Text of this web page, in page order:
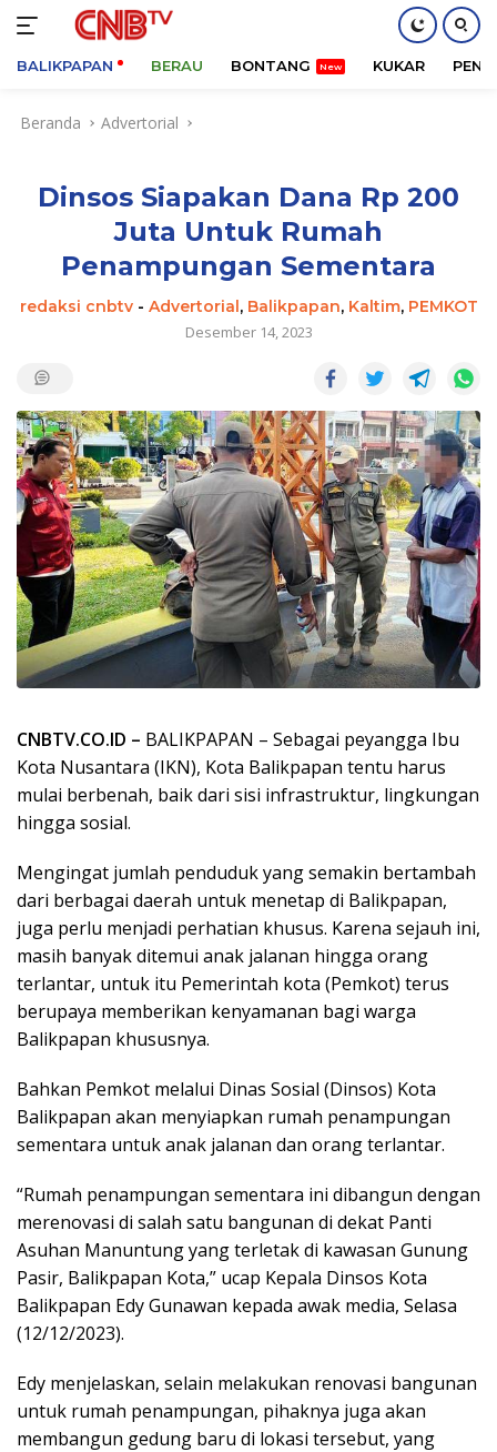
BALIKPAPAN BERAU BONTANG KUKAR
Beranda Advertorial
Dinsos Siapakan Dana Rp 200
Juta Untuk Rumah
Penampungan Sementara
redaksi cnbtv- Advertorial, Balikpapan, Kaltim, PEMKOT
Desember 14, 2023
CNBTV.CO.ID – BALIKPAPAN – Sebagai peyangga Ibu
Kota Nusantara (IKN), Kota Balikpapan tentu harus
mulai berbenah, baik dari sisi infrastruktur, lingkungan
hingga sosial.
Mengingat jumlah penduduk yang semakin bertambah
dari berbagai daerah untuk menetap di Balikpapan,
juga perlu menjadi perhatian khusus. Karena sejauh ini,
masih banyak ditemui anak jalanan hingga orang
terlantar, untuk itu Pemerintah kota (Pemkot) terus
berupaya memberikan kenyamanan bagi warga
Balikpapan khususnya.
Bahkan Pemkot melalui Dinas Sosial (Dinsos) Kota
Balikpapan akan menyiapkan rumah penampungan
sementara untuk anak jalanan dan orang terlantar.
“Rumah penampungan sementara ini dibangun dengan
merenovasi di salah satu bangunan di dekat Panti
Asuhan Manuntung yang terletak di kawasan Gunung
Pasir, Balikpapan Kota,” ucap Kepala Dinsos Kota
Balikpapan Edy Gunawan kepada awak media, Selasa
(12/12/2023).
Edy menjelaskan, selain melakukan renovasi bangunan
untuk rumah penampungan, pihaknya juga akan
membangun gedung baru di lokasi tersebut, yang